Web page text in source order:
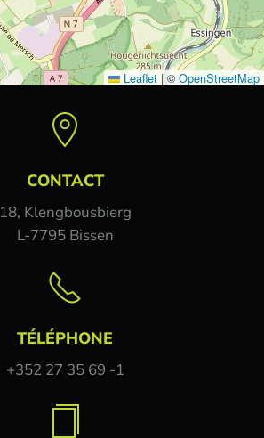
Leaflet | ©OpenStreetMap
CONTACT
18, Klengbousbierg
L-7795 Bissen
TÉLÉPHONE
+352 27 35 69 -1